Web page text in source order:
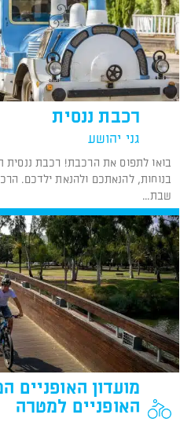
רכבת ננסית
גני יהושע
בואו לתפוס את הרכבת! רכבת ננסית
בנוחות, להנאתכם ולהנאת ילדכם.
שבת...
מועדון האופניים
האופניים למטרה